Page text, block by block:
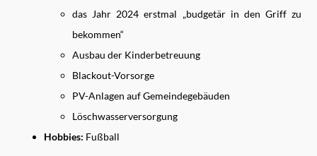
das Jahr 2024 erstmal „budgetär in den Griff zu
bekommen“
Ausbau der Kinderbetreuung
Blackout-Vorsorge
PV-Anlagen auf Gemeindegebäuden
Löschwasserversorgung
Hobbies: Fußball